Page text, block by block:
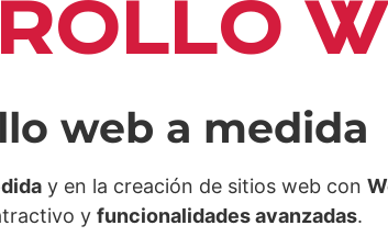
web a medida
y en la creación de sitios web con
y funcionalidades avanzadas.